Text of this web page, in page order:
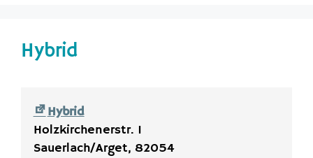
Hybrid
Hybrid
Holzkirchenerstr. 1
Sauerlach/Arget, 82054